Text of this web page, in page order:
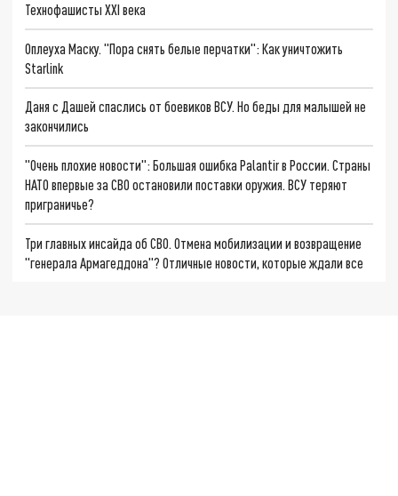
Технофашисты XXI века
Оплеуха Маску. "Пора снять белые перчатки": Как уничтожить
Starlink
Даня с Дашей спаслись от боевиков ВСУ. Но беды для малышей не
закончились
"Очень плохие новости": Большая ошибка Palantir в России. Страны
НАТО впервые за СВО остановили поставки оружия. ВСУ теряют
приграничье?
Три главных инсайда об СВО. Отмена мобилизации и возвращение
"генерала Армагеддона"? Отличные новости, которые ждали все